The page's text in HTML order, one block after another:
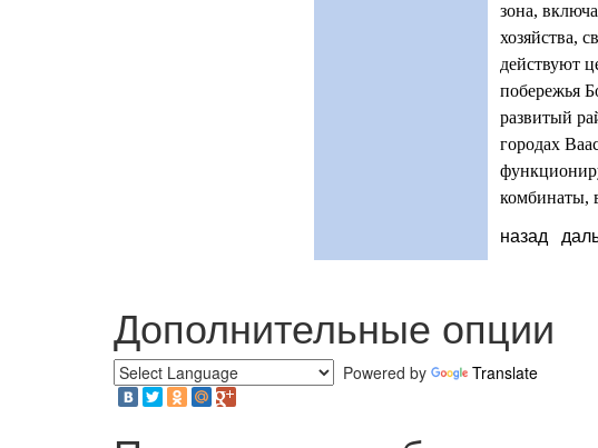
зона,
хозяйства,
действуют
побережья
развитый
городах
комбинаты,
назад
Дополнительные опции
Powered by Translate